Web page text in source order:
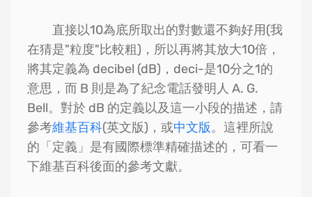
直接以10為底所取出的對數還不夠好用(我
在猜是"粒度"比較粗)，所以再將其放大10倍，
將其定義為 decibel (dB)，deci-是10分之1的
意思，而 B 則是為了紀念電話發明人 A. G.
Bell。對於 dB 的定義以及這一小段的描述，請
參考維基百科(英文版)，或中文版。這裡所說
的「定義」是有國際標準精確描述的，可看一
下維基百科後面的參考文獻。